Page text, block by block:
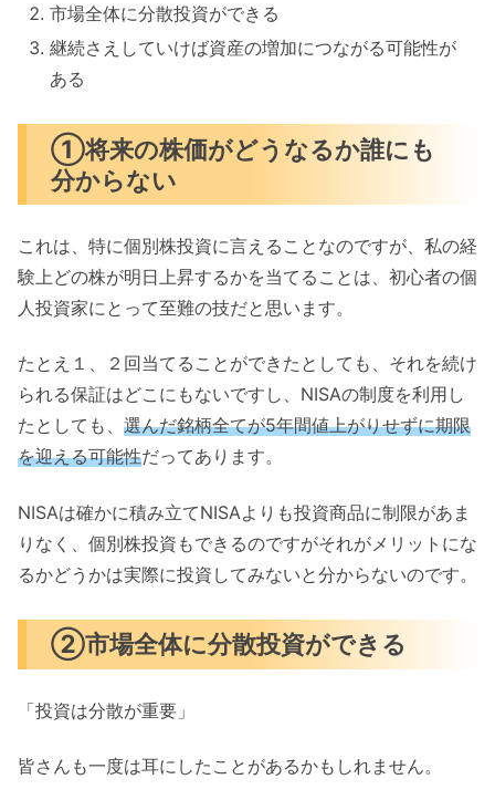
市場全体に分散投資ができる
継続さえしていけば資産の増加につながる可能性が
ある
①将来の株価がどうなるか誰にも
分からない
これは、特に個別株投資に言えることなのですが、私の経
験上どの株が明日上昇するかを当てることは、初心者の個
人投資家にとって至難の技だと思います。
たとえ１、２回当てることができたとしても、それを続け
られる保証はどこにもないですし、NISAの制度を利用し
たとしても、 選んだ銘柄全てが5年間値上がりせずに期限
を迎える可能性だってあります。
NISAは確かに積み立てNISAよりも投資商品に制限があま
りなく、個別株投資もできるのですがそれがメリットにな
るかどうかは実際に投資してみないと分からないのです。
②市場全体に分散投資ができる
「投資は分散が重要」
皆さんも一度は耳にしたことがあるかもしれません。